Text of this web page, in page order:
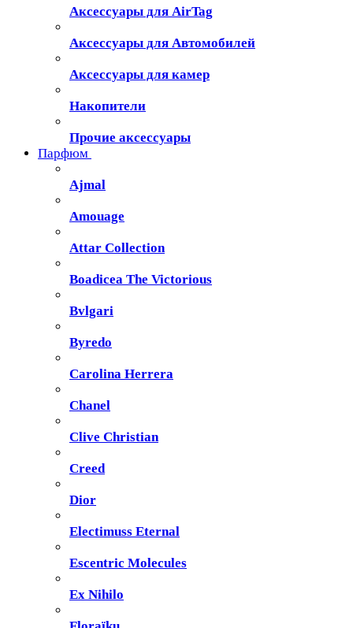
Аксессуары для AirTag
Аксессуары для Автомобилей
Аксессуары для камер
Накопители
Прочие аксессуары
Парфюм
Ajmal
Amouage
Attar Collection
Boadicea The Victorious
Bvlgari
Byredo
Carolina Herrera
Chanel
Clive Christian
Creed
Dior
Electimuss Eternal
Escentric Molecules
Ex Nihilo